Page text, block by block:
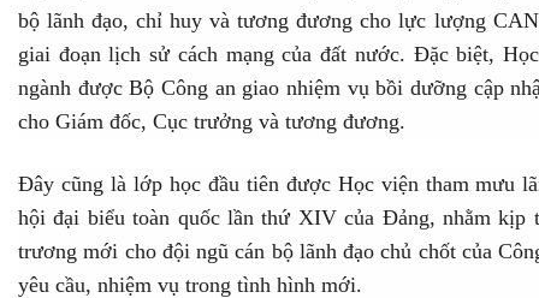
bộ lãnh đạo, chỉ huy và tương đương cho lực lượng
giai đoạn lịch sử cách mạng của đất nước. Đặc biệt,
ngành được Bộ Công an giao nhiệm vụ bồi dưỡng cập
cho Giám đốc, Cục trưởng và tương đương.
Đây cũng là lớp học đầu tiên được Học viện tham mưu
hội đại biểu toàn quốc lần thứ XIV của Đảng, nhằm kịp
trương mới cho đội ngũ cán bộ lãnh đạo chủ chốt của
yêu cầu, nhiệm vụ trong tình hình mới.